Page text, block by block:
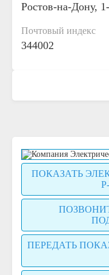
Ростов-на-Дону,
Почтовый индекс
344002
ПОКАЗАТЬ
ПЕРЕДАТЬ